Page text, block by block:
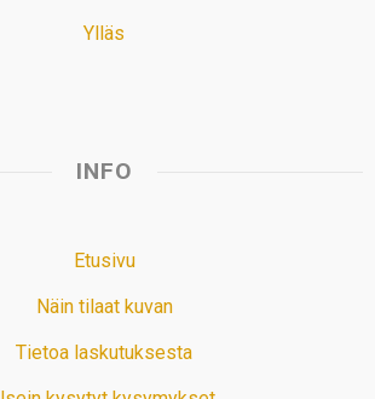
Ylläs
INFO
Etusivu
Näin tilaat kuvan
Tietoa laskutuksesta